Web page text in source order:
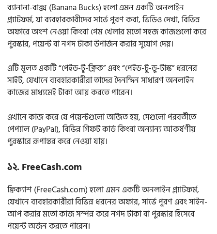
ব্যানানা-বাক্স (Banana Bucks) হলো এমন একটি অনলাইন
প্ল্যাটফর্ম, যা ব্যবহারকারীদের সার্ভে পূরণ করা, ভিডিও দেখা, বিভিন্ন
অফারে অংশ নেওয়া কিংবা গেম খেলার মতো সহজ কাজগুলো করে
পুরস্কার, পয়েন্ট বা নগদ টাকা উপার্জন করার সুযোগ দেয়।
এটি মূলত একটি “পেইড-টু-ক্লিক” এবং “পেইড-টু-ডু-টাস্ক” ধরনের
সাইট, যেখানে ব্যবহারকারীরা তাদের দৈনন্দিন সাধারণ অনলাইন
কাজের মাধ্যমেই টাকা আয় করতে পারেন।
এখানে কাজ করে যে পয়েন্টগুলো অর্জিত হয়, সেগুলো পরবর্তীতে
পেপ্যাল (PayPal), বিভিন্ন গিফট কার্ড কিংবা অন্যান্য আকর্ষণীয়
পুরস্কারে রূপান্তর করে নেওয়া যায়।
১২. FreeCash.com
ফ্রিক্যাশ (FreeCash.com) হলো এমন একটি অনলাইন প্ল্যাটফর্ম,
যেখানে ব্যবহারকারীরা বিভিন্ন ধরনের অফার, সার্ভে পূরণ এবং সাইন-
আপ করার মতো কাজ সম্পন্ন করে নগদ টাকা বা পুরস্কার হিসেবে
পয়েন্ট অর্জন করতে পারেন।